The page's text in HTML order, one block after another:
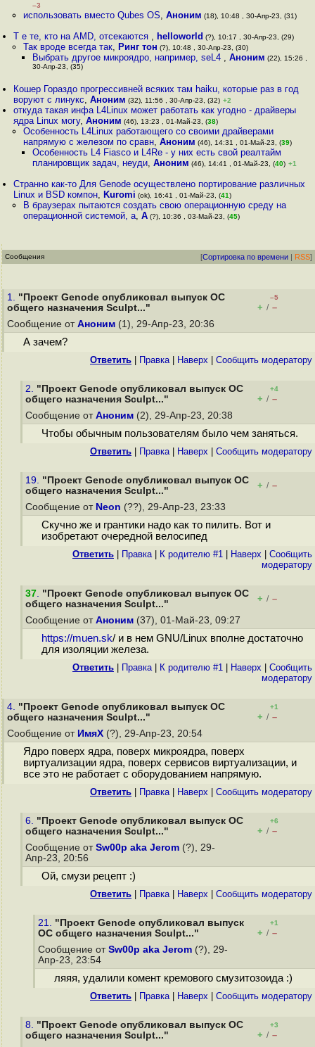
–3
использовать вместо Qubes OS, Аноним (18), 10:48 , 30-Апр-23, (31)
Т е те, кто на AMD, отсекаются , helloworld (?), 10:17 , 30-Апр-23, (29)
Так вроде всегда так, Ринг тон (?), 10:48 , 30-Апр-23, (30)
Выбрать другое микроядро, например, seL4 , Аноним (22), 15:26 ,
30-Апр-23, (35)
Кошер Гораздо прогрессивней всяких там haiku, которые раз в год
воруют с линукс,Аноним (32), 11:56 , 30-Апр-23, (32) +2
откуда такая инфа L4Linux может работать как угодно - драйверы
ядра Linux могу,Аноним (46), 13:23 , 01-Май-23, (38)
Особенность L4Linux работающего со своими драйверами
напрямую с железом по сравн, Аноним (46), 14:31 , 01-Май-23, (39)
Особенность L4 Fiasco и L4Re - у них есть свой реалтайм
планировщик задач, неуди, Аноним (46), 14:41 , 01-Май-23, (40) +1
Странно как-то Для Genode осуществлено портирование различных
Linux и BSD компон, Kuromi (ok), 16:41 , 01-Май-23, (41)
В браузерах пытаются создать свою операционную среду на
операционной системой, а, A(?), 10:36 , 03-Май-23, (45)
Сообщения [Сортировка по времени | RSS]
1. "Проект Genode опубликовал выпуск ОС
общего назначения Sculpt..."
–5
+ / –
Сообщение от Аноним (1), 29-Апр-23, 20:36
А зачем?
Ответить Правка| Наверх Cообщить модератору
2. "Проект Genode опубликовал выпуск ОС
общего назначения Sculpt..."
+4
+ / –
Сообщение от Аноним (2), 29-Апр-23, 20:38
Чтобы обычным пользователям было чем заняться.
Ответить Правка| Наверх Cообщить модератору
19. "Проект Genode опубликовал выпуск ОС
общего назначения Sculpt..."
+ / –
Сообщение от Neon (??), 29-Апр-23, 23:33
Скучно же и грантики надо как то пилить. Вот и
изобретают очередной велосипед
Ответить Правка| К родителю #1 Наверх
Cообщить
модератору
37. "Проект Genode опубликовал выпуск ОС
общего назначения Sculpt..."
+ / –
Сообщение от Аноним (37), 01-Май-23, 09:27
https://muen.sk/ и в нем GNU/Linux вполне достаточно
для изоляции железа.
Ответить Правка| К родителю #1 Наверх
Cообщить
модератору
4. "Проект Genode опубликовал выпуск ОС
общего назначения Sculpt..."
+1
+ / –
Сообщение от ИмяХ (?), 29-Апр-23, 20:54
Ядро поверх ядра, поверх микроядра, поверх
виртуализации ядра, поверх сервисов виртуализации, и
все это не работает с оборудованием напрямую.
Ответить Правка| Наверх Cообщить модератору
6. "Проект Genode опубликовал выпуск ОС
общего назначения Sculpt..."
+6
+ / –
Сообщение от Sw00p aka Jerom (?), 29-
Апр-23, 20:56
Ой, смузи рецепт :)
Ответить Правка| Наверх Cообщить модератору
21. "Проект Genode опубликовал выпуск
ОС общего назначения Sculpt..."
+1
+ / –
Сообщение от Sw00p aka Jerom (?), 29-
Апр-23, 23:54
ляяя, удалили комент кремового смузитозоида :)
Ответить Правка| Наверх Cообщить модератору
8. "Проект Genode опубликовал выпуск ОС
общего назначения Sculpt..."
+3
+ / –